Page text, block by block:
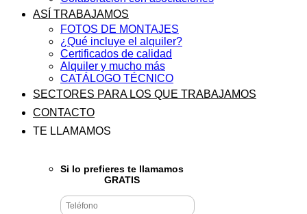
ASÍ TRABAJAMOS
FOTOS DE MONTAJES
¿Qué incluye el alquiler?
Certificados de calidad
Alquiler y mucho más
CATÁLOGO TÉCNICO
SECTORES PARA LOS QUE TRABAJAMOS
CONTACTO
TE LLAMAMOS
Si lo prefieres te llamamos
GRATIS